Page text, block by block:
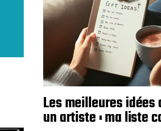
Les meilleures idées
un artiste : ma liste